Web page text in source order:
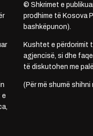
e
© Shkrimet e
prodhime të Kosova
bashkëpunon).
Kushtet e përdorimit
agjencisë, si dhe
të diskutohen me
(Për më shumë